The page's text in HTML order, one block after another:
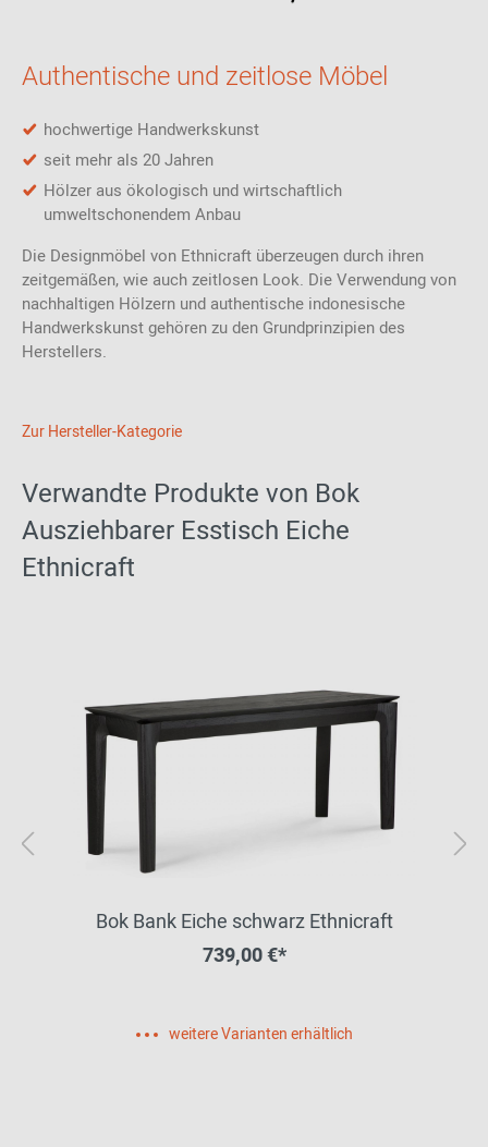
- B 160 - 240 cm x T 90 cm x H 76 cm
Authentische und zeitlose Möbel
hochwertige Handwerkskunst
seit mehr als 20 Jahren
Hölzer aus ökologisch und wirtschaftlich
umweltschonendem Anbau
Die Designmöbel von Ethnicraft überzeugen durch ihren
zeitgemäßen, wie auch zeitlosen Look. Die Verwendung von
nachhaltigen Hölzern und authentische indonesische
Handwerkskunst gehören zu den Grundprinzipien des
Herstellers.
Zur Hersteller-Kategorie
Verwandte Produkte von Bok
Ausziehbarer Esstisch Eiche
Ethnicraft
Bok Bank Eiche schwarz Ethnicraft
739,00 €*
weitere Varianten erhältlich